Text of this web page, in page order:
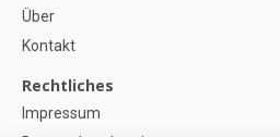
Über
Kontakt
Rechtliches
Impressum